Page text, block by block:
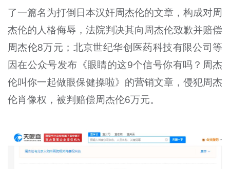
了一篇名为打倒日本汉奸周杰伦的文章，构成对周
杰伦的人格侮辱，法院判决其向周杰伦致歉并赔偿
周杰伦8万元；北京世纪华创医药科技有限公司等
因在公众号发布《眼睛的这9个信号你有吗？周杰
伦叫你一起做眼保健操啦》的营销文章，侵犯周杰
伦肖像权，被判赔偿周杰伦6万元。